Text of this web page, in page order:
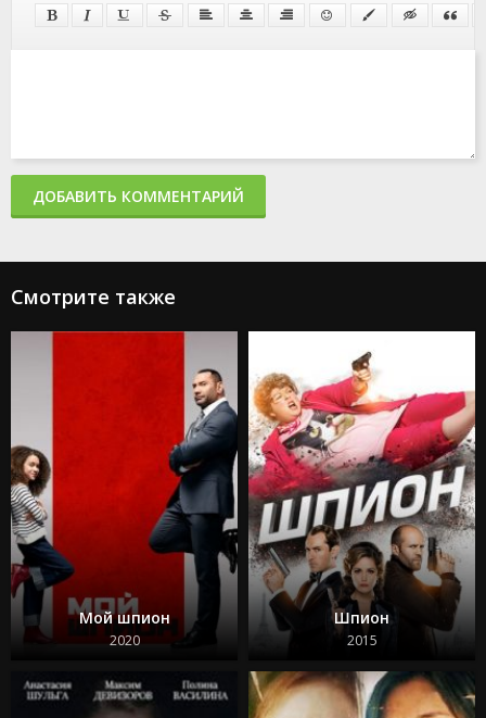
ДОБАВИТЬ КОММЕНТАРИЙ
Смотрите также
Мой шпион
2020
Шпион
2015